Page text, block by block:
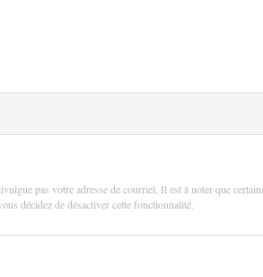
pas votre adresse de courriel. Il est à noter que
décidez de désactiver cette fonctionnalité.